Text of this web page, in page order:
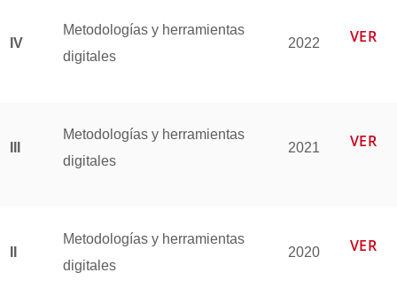
IV
Metodologías y herramientas
digitales
2022 VER
Metodologías y herramientas
digitales
2021 VER
Metodologías y herramientas
digitales
2020 VER